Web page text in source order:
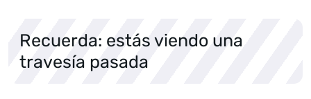
Recuerda: estás viendo una
travesía pasada